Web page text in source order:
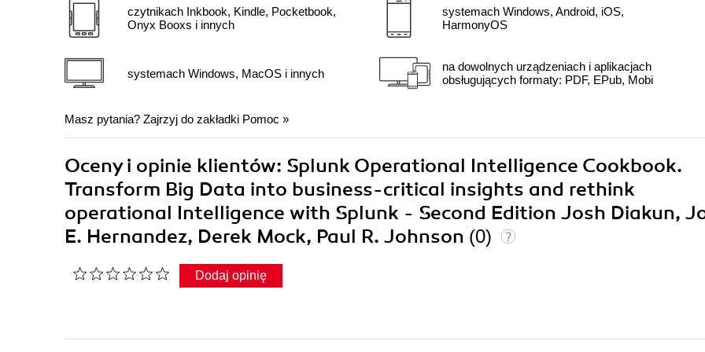
czytnikach Inkbook, Kindle, Pocketbook,
Onyx Booxs i innych
systemach Windows, MacOS i innych
systemach Windows, Android, iOS,
HarmonyOS
na dowolnych urządzeniach i aplikacjach
obsługujących formaty: PDF, EPub, Mobi
Masz pytania? Zajrzyj do zakładki Pomoc »
Oceny i opinie klientów: Splunk Operational Intelligence Cookbook.
Transform Big Data into business-critical insights and rethink
operational Intelligence with Splunk - Second Edition Josh Diakun,
E. Hernandez, Derek Mock, Paul R. Johnson (0)
Dodaj opinię